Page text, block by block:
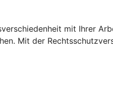
mit Ihrer
Mit der